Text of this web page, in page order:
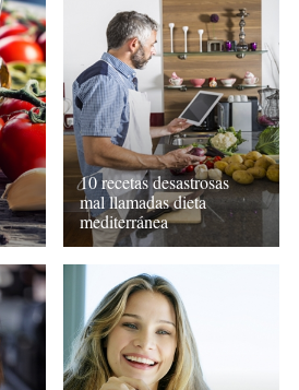
10 recetas desastrosas
mal llamadas dieta
mediterránea